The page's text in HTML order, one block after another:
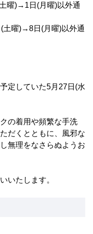
曜)→1日(月曜)以外通
曜)→8日(月曜)以外通
定していた5月27日(水
の着用や頻繁な手洗
だくとともに、風邪な
無理をなさらぬようお
いたします。